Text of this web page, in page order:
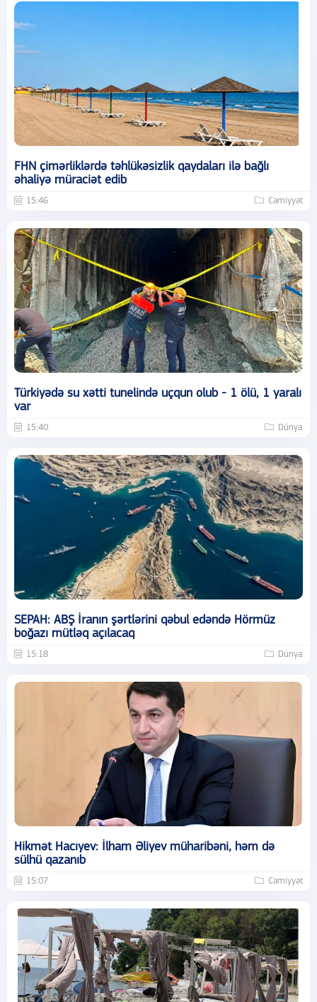
FHN çimərliklərdə təhlükəsizlik qaydaları ilə bağlı
əhaliyə müraciət edib
15:46 Cəmiyyət
Türkiyədə su xətti tunelində uçqun olub - 1 ölü, 1 yaralı
var
15:40 Dünya
SEPAH: ABŞ İranın şərtlərini qəbul edəndə Hörmüz
boğazı mütləq açılacaq
15:18 Dünya
Hikmət Hacıyev: İlham Əliyev müharibəni, həm də
sülhü qazanıb
15:07 Cəmiyyət